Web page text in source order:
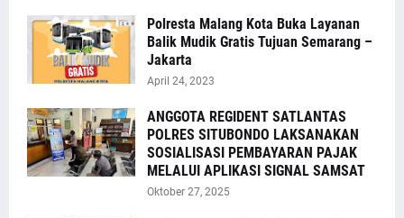
Polresta Malang Kota Buka Layanan
Balik Mudik Gratis Tujuan Semarang –
Jakarta
April 24, 2023
ANGGOTA REGIDENT SATLANTAS
POLRES SITUBONDO LAKSANAKAN
SOSIALISASI PEMBAYARAN PAJAK
MELALUI APLIKASI SIGNAL SAMSAT
Oktober 27, 2025